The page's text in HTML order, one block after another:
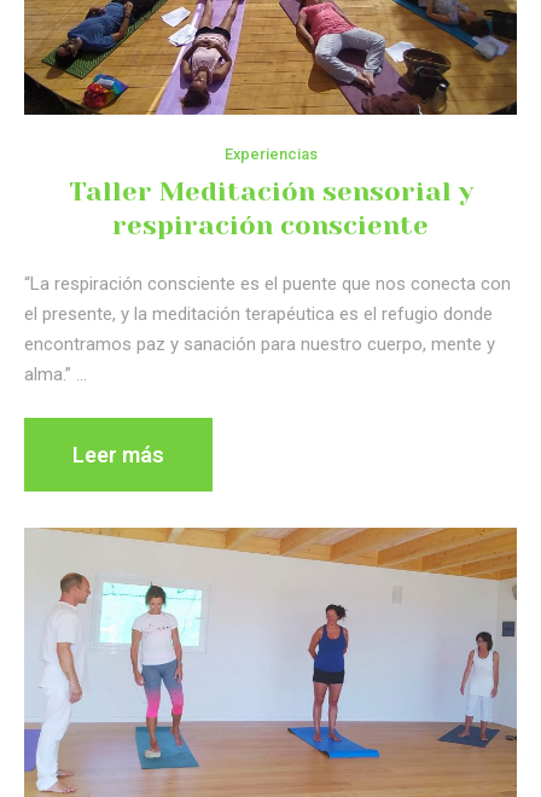
Experiencias
Taller Meditación sensorial y
respiración consciente
“La respiración consciente es el puente que nos conecta con
el presente, y la meditación terapéutica es el refugio donde
encontramos paz y sanación para nuestro cuerpo, mente y
alma.” …
Leer más